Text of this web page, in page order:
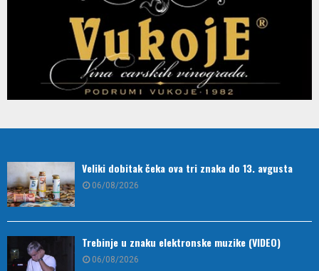
Veliki dobitak čeka ova tri znaka do 13. avgusta
06/08/2026
Trebinje u znaku elektronske muzike (VIDEO)
06/08/2026